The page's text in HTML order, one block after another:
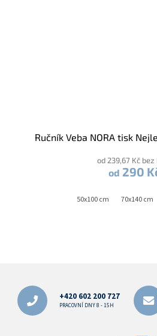
Ručník Veba NORA tisk
od 239,67 Kč bez
od 290
50x100 cm 70x140 cm
+420 602 200 727
PRACOVNÍ DNY 8 - 15H